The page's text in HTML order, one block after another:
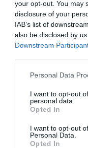
your opt-out. You may
disclosure of your
IAB’s list of
also be disclosed by
Downstream
Personal Data
I want to opt-out
personal data.
Opted In
I want to opt-out
Personal Data.
Opted In
Sí, cierto vértigo,
como por nuestra
Hemos vivido
tiempo, han
pero sólo
sí apunta a algo
sabemos si será
escalón en la
es que el mercado
precio. La historia
identificar